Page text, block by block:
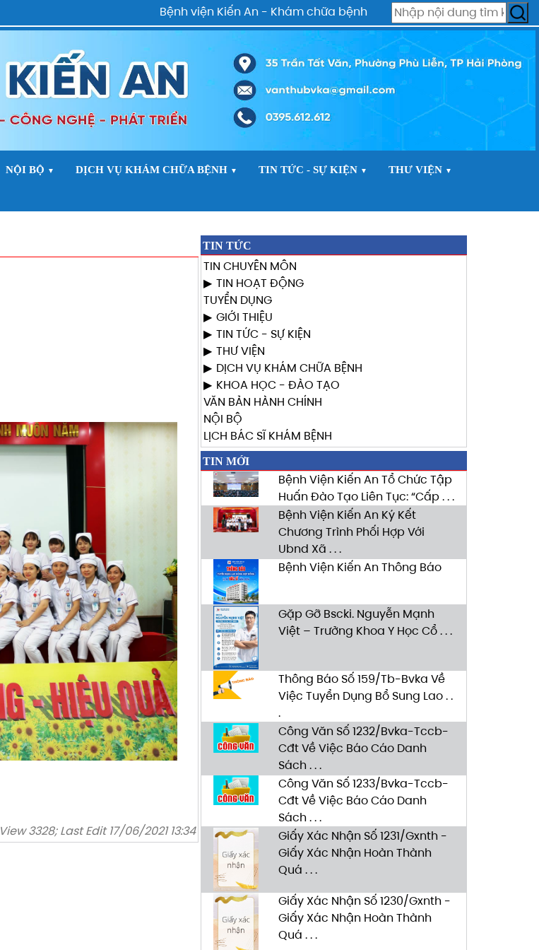
Bệnh viện Kiến An - Khám chữa bệnh tất cả các ngày trong tuần -
NỘI BỘ ▼ DỊCH VỤ KHÁM CHỮA BỆNH ▼ TIN TỨC - SỰ KIỆN ▼ THƯ VIỆN ▼
View 3328; Last Edit 17/06/2021 13:34
TIN TỨC
TIN CHUYÊN MÔN
TIN HOẠT ĐỘNG
TUYỂN DỤNG
GIỚI THIỆU
TIN TỨC - SỰ KIỆN
THƯ VIỆN
DỊCH VỤ KHÁM CHỮA BỆNH
KHOA HỌC - ĐÀO TẠO
VĂN BẢN HÀNH CHÍNH
NỘI BỘ
LỊCH BÁC SĨ KHÁM BỆNH
TIN MỚI
Bệnh Viện Kiến An Tổ Chức Tập
Huấn Đào Tạo Liên Tục: “Cấp . . .
Bệnh Viện Kiến An Ký Kết
Chương Trình Phối Hợp Với
Ubnd Xã . . .
Bệnh Viện Kiến An Thông Báo
Gặp Gỡ Bscki. Nguyễn Mạnh
Việt – Trưởng Khoa Y Học Cổ . . .
Thông Báo Số 159/Tb-Bvka Về
Việc Tuyển Dụng Bổ Sung Lao . .
.
Công Văn Số 1232/Bvka-Tccb-
Cđt Về Việc Báo Cáo Danh
Sách . . .
Công Văn Số 1233/Bvka-Tccb-
Cđt Về Việc Báo Cáo Danh
Sách . . .
Giấy Xác Nhận Số 1231/Gxnth -
Giấy Xác Nhận Hoàn Thành
Quá . . .
Giấy Xác Nhận Số 1230/Gxnth -
Giấy Xác Nhận Hoàn Thành
Quá . . .